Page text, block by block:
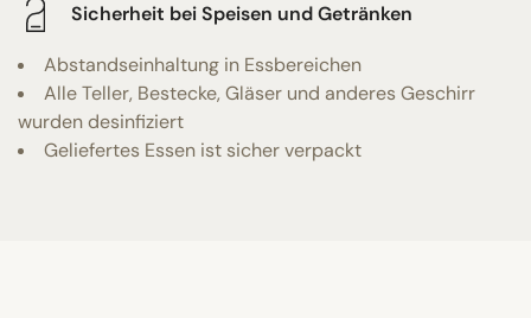
Sicherheit bei Speisen und Getränken
Abstandseinhaltung in Essbereichen
Alle Teller, Bestecke, Gläser und anderes Geschirr
wurden desinfiziert
Geliefertes Essen ist sicher verpackt